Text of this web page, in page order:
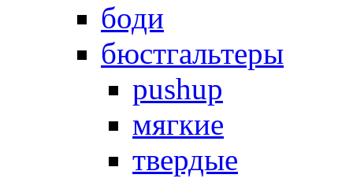
боди
бюстгальтеры
pushup
мягкие
твердые